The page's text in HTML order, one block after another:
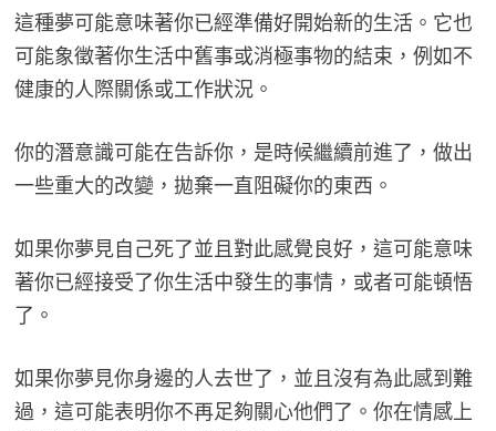
這種夢可能意味著你已經準備好開始新的生活。它也
可能象徵著你生活中舊事或消極事物的結束，例如不
健康的人際關係或工作狀況。
你的潛意識可能在告訴你，是時候繼續前進了，做出
一些重大的改變，拋棄一直阻礙你的東西。
如果你夢見自己死了並且對此感覺良好，這可能意味
著你已經接受了你生活中發生的事情，或者可能頓悟
了。
如果你夢見你身邊的人去世了，並且沒有為此感到難
過，這可能表明你不再足夠關心他們了。你在情感上